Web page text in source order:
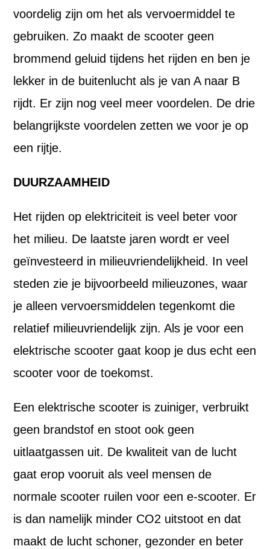
voordelig zijn om het als vervoermiddel te
gebruiken. Zo maakt de scooter geen
brommend geluid tijdens het rijden en ben je
lekker in de buitenlucht als je van A naar B
rijdt. Er zijn nog veel meer voordelen. De drie
belangrijkste voordelen zetten we voor je op
een rijtje.
DUURZAAMHEID
Het rijden op elektriciteit is veel beter voor
het milieu. De laatste jaren wordt er veel
geïnvesteerd in milieuvriendelijkheid. In veel
steden zie je bijvoorbeeld milieuzones, waar
je alleen vervoersmiddelen tegenkomt die
relatief milieuvriendelijk zijn. Als je voor een
elektrische scooter gaat koop je dus echt een
scooter voor de toekomst.
Een elektrische scooter is zuiniger, verbruikt
geen brandstof en stoot ook geen
uitlaatgassen uit. De kwaliteit van de lucht
gaat erop vooruit als veel mensen de
normale scooter ruilen voor een e-scooter. Er
is dan namelijk minder CO2 uitstoot en dat
maakt de lucht schoner, gezonder en beter